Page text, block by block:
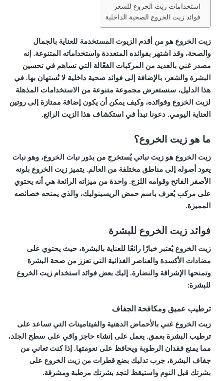
استخدامات زيت الخروع للشعر
فوائد زيت الخروع الصحية الداخلية
زيت الخروع هو من أقدم الزيوت المستخدمة للعناية بالجمال
والصحة، وقد اشتهر بفوائده المتعددة واستخداماته المتنوعة. إنه
مصدر غني بالعديد من المركبات الفعّالة التي تساهم في تحسين
البشرة والشعر، بالإضافة إلى فوائد صحية داخلية لا تُستهان بها. في
هذا الدليل، سنستعرض مجموعة متنوعة من الاستخدامات المذهلة
لزيت الخروع وفوائده، وكيف يمكن أن يكون إضافة ممتازة إلى روتين
العناية اليومي. دعونا نبدأ في استكشاف هذا الزيت الرائع.
ما هو زيت الخروع؟
زيت الخروع هو زيت نباتي يُستخرج من بذور نبات الخروع، وهو نبات
يعود أصوله إلى مناطق مختلفة من العالم. يتميز زيت الخروع بلونه
الأصفر الفاتح وقوامه اللزج. واحدة من ميزاته الرائعة هي أنه يحتوي
على مركب يُعرف باسم حمض الريسينوليك، والذي يمنحه خصائصه
المميزة.
فوائد زيت الخروع للبشرة
زيت الخروع يُعتبر خيارًا رائعًا للعناية بالبشرة، حيث يحتوي على
مضادات الأكسدة والعناصر الغذائية التي تعزز من صحة البشرة
وتمنحها الإشراقة والنضارة. إليك بعض فوائد استخدام زيت الخروع
للبشرة:
ترطيب عميق ومكافحة الجفاف
زيت الخروع غني بالأحماض الدهنية والفيتامينات التي تساعد على
ترطيب البشرة بعمق. يعمل على إنشاء حاجز واقي على سطح الجلد،
مما يمنع فقدان الرطوبة ويحافظ على نعومتها. إذا كنت تعاني من
جفاف البشرة، جرب تدليك بضع قطرات من زيت الخروع على
بشرتك قبل النوم واستيقظ لتجد بشرتك مرطبة ومشرقة.